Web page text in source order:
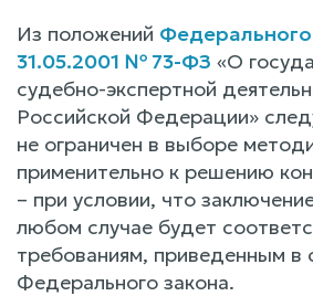
Из положений Федерального
31.05.2001 № 73-ФЗ «О
судебно-экспертной
Российской Федерации»
не ограничен в выборе
применительно к решению
– при условии, что
любом случае будет
требованиям, приведенным в
Федерального закона.